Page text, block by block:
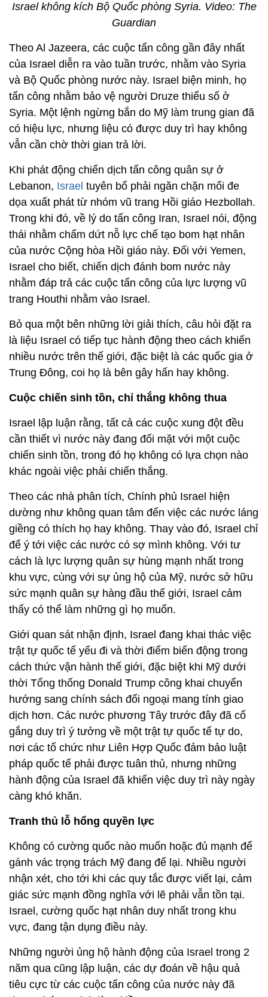
Israel không kích Bộ Quốc phòng Syria. Video: The
Guardian
Theo Al Jazeera, các cuộc tấn công gần đây nhất
của Israel diễn ra vào tuần trước, nhằm vào Syria
và Bộ Quốc phòng nước này. Israel biện minh, họ
tấn công nhằm bảo vệ người Druze thiểu số ở
Syria. Một lệnh ngừng bắn do Mỹ làm trung gian đã
có hiệu lực, nhưng liệu có được duy trì hay không
vẫn cần chờ thời gian trả lời.
Khi phát động chiến dịch tấn công quân sự ở
Lebanon, Israel tuyên bố phải ngăn chặn mối đe
dọa xuất phát từ nhóm vũ trang Hồi giáo Hezbollah.
Trong khi đó, về lý do tấn công Iran, Israel nói, động
thái nhằm chấm dứt nỗ lực chế tạo bom hạt nhân
của nước Cộng hòa Hồi giáo này. Đối với Yemen,
Israel cho biết, chiến dịch đánh bom nước này
nhằm đáp trả các cuộc tấn công của lực lượng vũ
trang Houthi nhằm vào Israel.
Bỏ qua một bên những lời giải thích, câu hỏi đặt ra
là liệu Israel có tiếp tục hành động theo cách khiến
nhiều nước trên thế giới, đặc biệt là các quốc gia ở
Trung Đông, coi họ là bên gây hấn hay không.
Cuộc chiến sinh tồn, chỉ thắng không thua
Israel lập luận rằng, tất cả các cuộc xung đột đều
cần thiết vì nước này đang đối mặt với một cuộc
chiến sinh tồn, trong đó họ không có lựa chọn nào
khác ngoài việc phải chiến thắng.
Theo các nhà phân tích, Chính phủ Israel hiện
dường như không quan tâm đến việc các nước láng
giềng có thích họ hay không. Thay vào đó, Israel chỉ
để ý tới việc các nước có sợ mình không. Với tư
cách là lực lượng quân sự hùng mạnh nhất trong
khu vực, cùng với sự ủng hộ của Mỹ, nước sở hữu
sức mạnh quân sự hàng đầu thế giới, Israel cảm
thấy có thể làm những gì họ muốn.
Giới quan sát nhận định, Israel đang khai thác việc
trật tự quốc tế yếu đi và thời điểm biến động trong
cách thức vận hành thế giới, đặc biệt khi Mỹ dưới
thời Tổng thống Donald Trump công khai chuyển
hướng sang chính sách đối ngoại mang tính giao
dịch hơn. Các nước phương Tây trước đây đã cố
gắng duy trì ý tưởng về một trật tự quốc tế tự do,
nơi các tổ chức như Liên Hợp Quốc đảm bảo luật
pháp quốc tế phải được tuân thủ, nhưng những
hành động của Israel đã khiến việc duy trì này ngày
càng khó khăn.
Tranh thủ lỗ hổng quyền lực
Không có cường quốc nào muốn hoặc đủ mạnh để
gánh vác trọng trách Mỹ đang để lại. Nhiều người
nhận xét, cho tới khi các quy tắc được viết lại, cảm
giác sức mạnh đồng nghĩa với lẽ phải vẫn tồn tại.
Israel, cường quốc hạt nhân duy nhất trong khu
vực, đang tận dụng điều này.
Những người ủng hộ hành động của Israel trong 2
năm qua cũng lập luận, các dự đoán về hậu quả
tiêu cực từ các cuộc tấn công của nước này đã